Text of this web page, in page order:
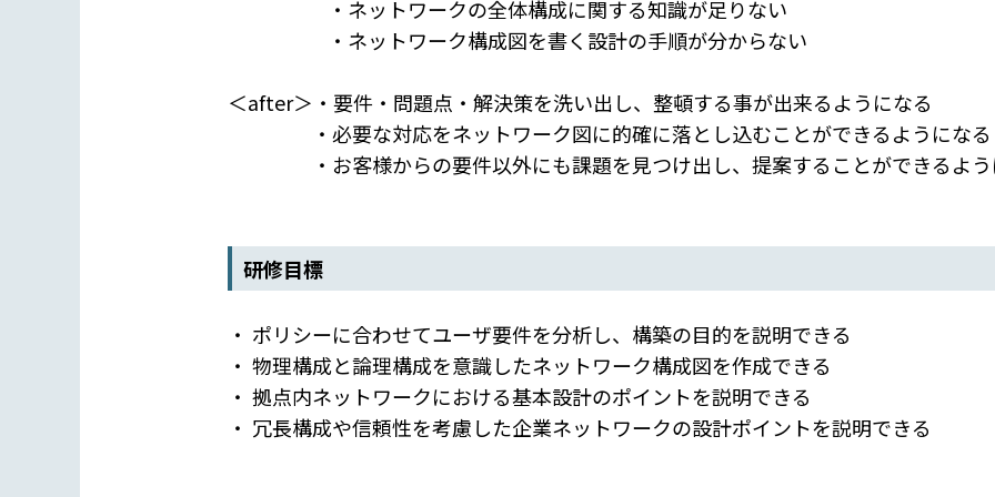
・ネットワークの全体構成に関する知識が足りない
・ネットワーク構成図を書く設計の手順が分からない
＜after＞・要件・問題点・解決策を洗い出し、整頓する事が出来るようになる
・必要な対応をネットワーク図に的確に落とし込むことができるようになる
・お客様からの要件以外にも課題を見つけ出し、提案することができるよう
研修目標
・ ポリシーに合わせてユーザ要件を分析し、構築の目的を説明できる
・ 物理構成と論理構成を意識したネットワーク構成図を作成できる
・ 拠点内ネットワークにおける基本設計のポイントを説明できる
・ 冗長構成や信頼性を考慮した企業ネットワークの設計ポイントを説明できる